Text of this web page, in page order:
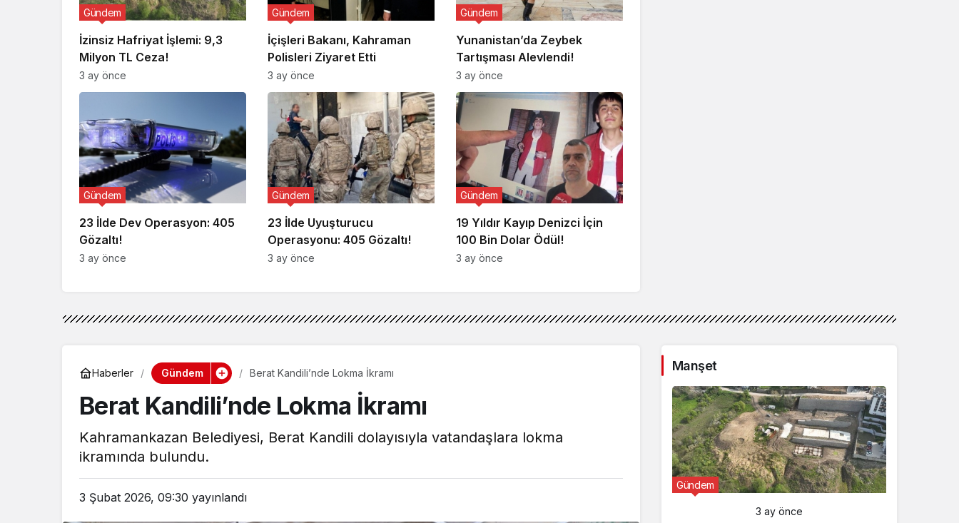
İzinsiz Hafriyat İşlemi: 9,3
Milyon TL Ceza!
Gündem
3 ay önce
İçişleri Bakanı, Kahraman
Polisleri Ziyaret Etti
Gündem
3 ay önce
Yunanistan’da Zeybek
Tartışması Alevlendi!
Gündem
3 ay önce
23 İlde Dev Operasyon: 405
Gözaltı!
Gündem
3 ay önce
23 İlde Uyuşturucu
Operasyonu: 405 Gözaltı!
Gündem
3 ay önce
19 Yıldır Kayıp Denizci İçin
100 Bin Dolar Ödül!
Gündem
3 ay önce
Haberler Gündem Berat Kandili’nde Lokma İkramı
Berat Kandili’nde Lokma İkramı
Kahramankazan Belediyesi, Berat Kandili dolayısıyla vatandaşlara lokma
ikramında bulundu.
3 Şubat 2026, 09:30 yayınlandı
Manşet
Gündem
3 ay önce